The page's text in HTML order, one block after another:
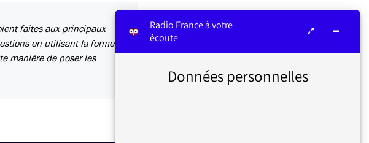
faites aux principaux
en utilisant la forme
manière de poser les
Radio France à votre
écoute
Données personnelles